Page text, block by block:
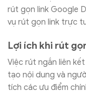
rút gọn link Google
vụ rút gọn link trực
Lợi ích khi rút
Việc rút ngắn liên
tạo nội dung và
tích các ưu điểm